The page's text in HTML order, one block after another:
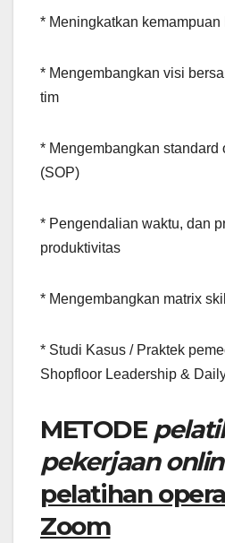
* Meningkatkan kemampuan
* Mengembangkan visi
tim
* Mengembangkan standard
(SOP)
* Pengendalian waktu, dan
produktivitas
* Mengembangkan matrix
* Studi Kasus / Praktek
Shopfloor Leadership &
METODE
pekerjaan
pelatihan
Zoom